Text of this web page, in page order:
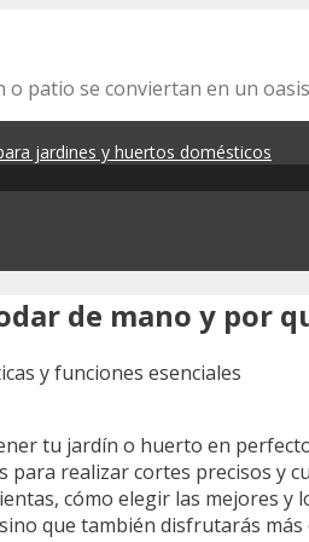
o patio se conviertan en un
jardines y huertos domésticos
de mano y por
tu jardín o huerto en
para realizar cortes precisos y
cómo elegir las mejores y
que también disfrutarás